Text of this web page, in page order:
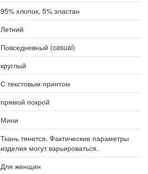
95% хлопок, 5% эластан
Летний
Повседневный (casual)
круглый
С текстовым принтом
прямой покрой
Мини
Ткань тянется. Фактические параметры
изделия могут варьироваться.
Для женщин